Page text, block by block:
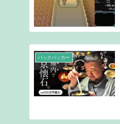
バックパッカー